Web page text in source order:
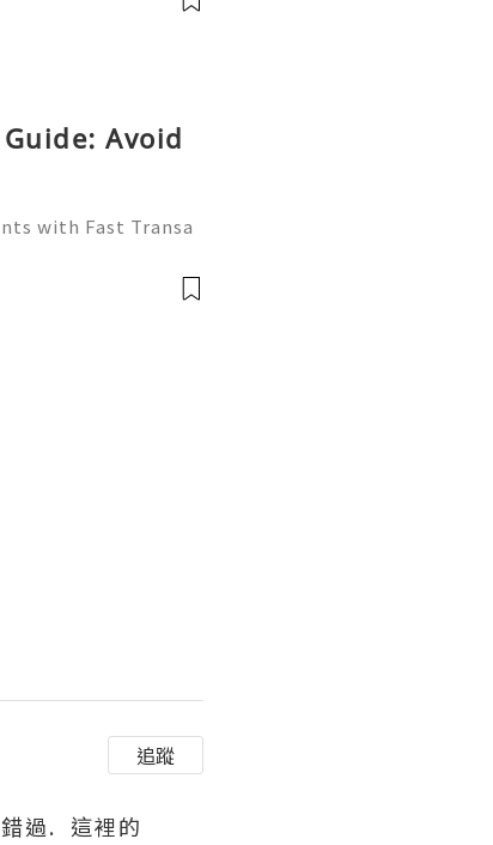
Avoid
with Fast Transa
Wheth
追蹤
過. 這裡的